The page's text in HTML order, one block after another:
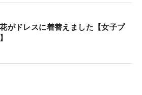
がドレスに着替えました【女子プ